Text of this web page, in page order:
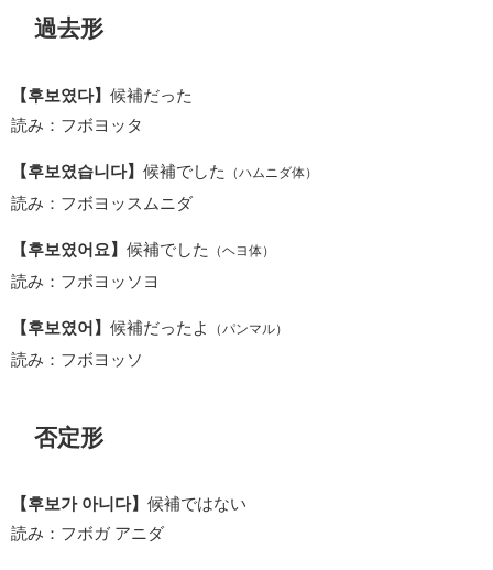
過去形
【후보였다】 候補だった
読み：フボヨッタ
【후보였습니다】 候補でした （ハムニダ体）
読み：フボヨッスムニダ
【후보였어요】 候補でした （ヘヨ体）
読み：フボヨッソヨ
【후보였어】 候補だったよ （パンマル）
読み：フボヨッソ
否定形
【후보가 아니다】 候補ではない
読み：フボガ アニダ